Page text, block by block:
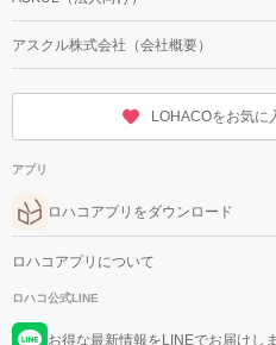
アスクル株式会社（会社概要）
LOHACOをお気に
アプリ
ロハコアプリをダウンロード
ロハコアプリについて
ロハコ公式LINE
お得な最新情報をLINEでお届けし